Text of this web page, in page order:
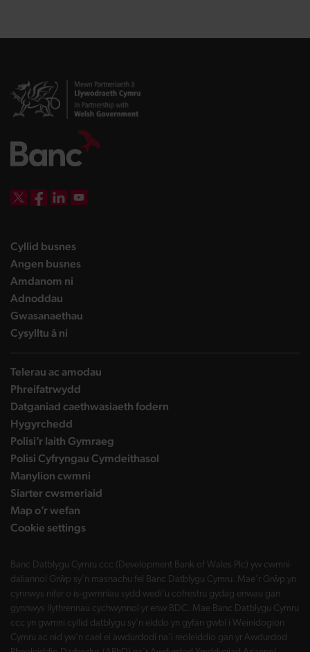
Cyllid busneslanding page
Angen busneslanding page
Amdanom ni
Adnoddau
Gwasanaethau
Cysylltu â ni
Telerau ac amodau
Phreifatrwydd
Datganiad caethwasiaeth fodern
Hygyrchedd
Polisi’r Iaith Gymraeg
Polisi Cyfryngau Cymdeithasol
Manylion cwmni
Siarter cwsmeriaid
Map o’r wefan
Cookie settings
Banc Datblygu Cymru ccc (Development Bank of Wales Plc) yw cwmni
daliannol Grŵp sy'n masnachu fel Banc Datblygu Cymru. Mae'r Grŵp yn
cynnwys nifer o is-gwmnïau sydd wedi'u cofrestru gydag enwau gan
gynnwys llythrennau cychwynnol yr enw BDC. Mae Banc Datblygu Cymru
ccc yn gwmni cyllid datblygu sy'n eiddo yn gyfan gwbl i Weinidogion
Cymru ac nid yw'n cael ei awdurdodi na'i reoleiddio gan yr Awdurdod